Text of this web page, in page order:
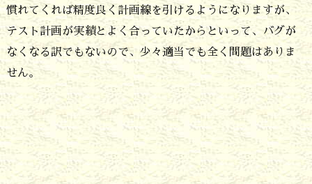
せ
ん
6.
実
績
値
慣れてくれば精度良く計画線を引けるようになりますが、
テスト計画が実績とよく合っていたからといって、バグが
なくなる訳でもないので、少々適当でも全く問題はありま
せん。